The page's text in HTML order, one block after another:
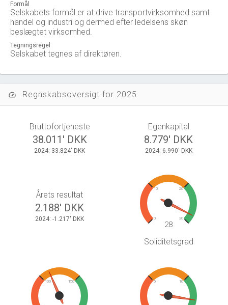
Formål
Selskabets formål er at drive transportvirksomhed samt
handel og industri og dermed efter ledelsens skøn
beslægtet virksomhed.
Tegningsregel
Selskabet tegnes af direktøren.
speed Regnskabsoversigt for 2025
Bruttofortjeneste
38.011' DKK
2024: 33.824' DKK
Egenkapital
8.779' DKK
2024: 6.990' DKK
Årets resultat
2.188' DKK
2024: -1.217' DKK 0
10 20
30
28
Soliditetsgrad
100 150 5 10